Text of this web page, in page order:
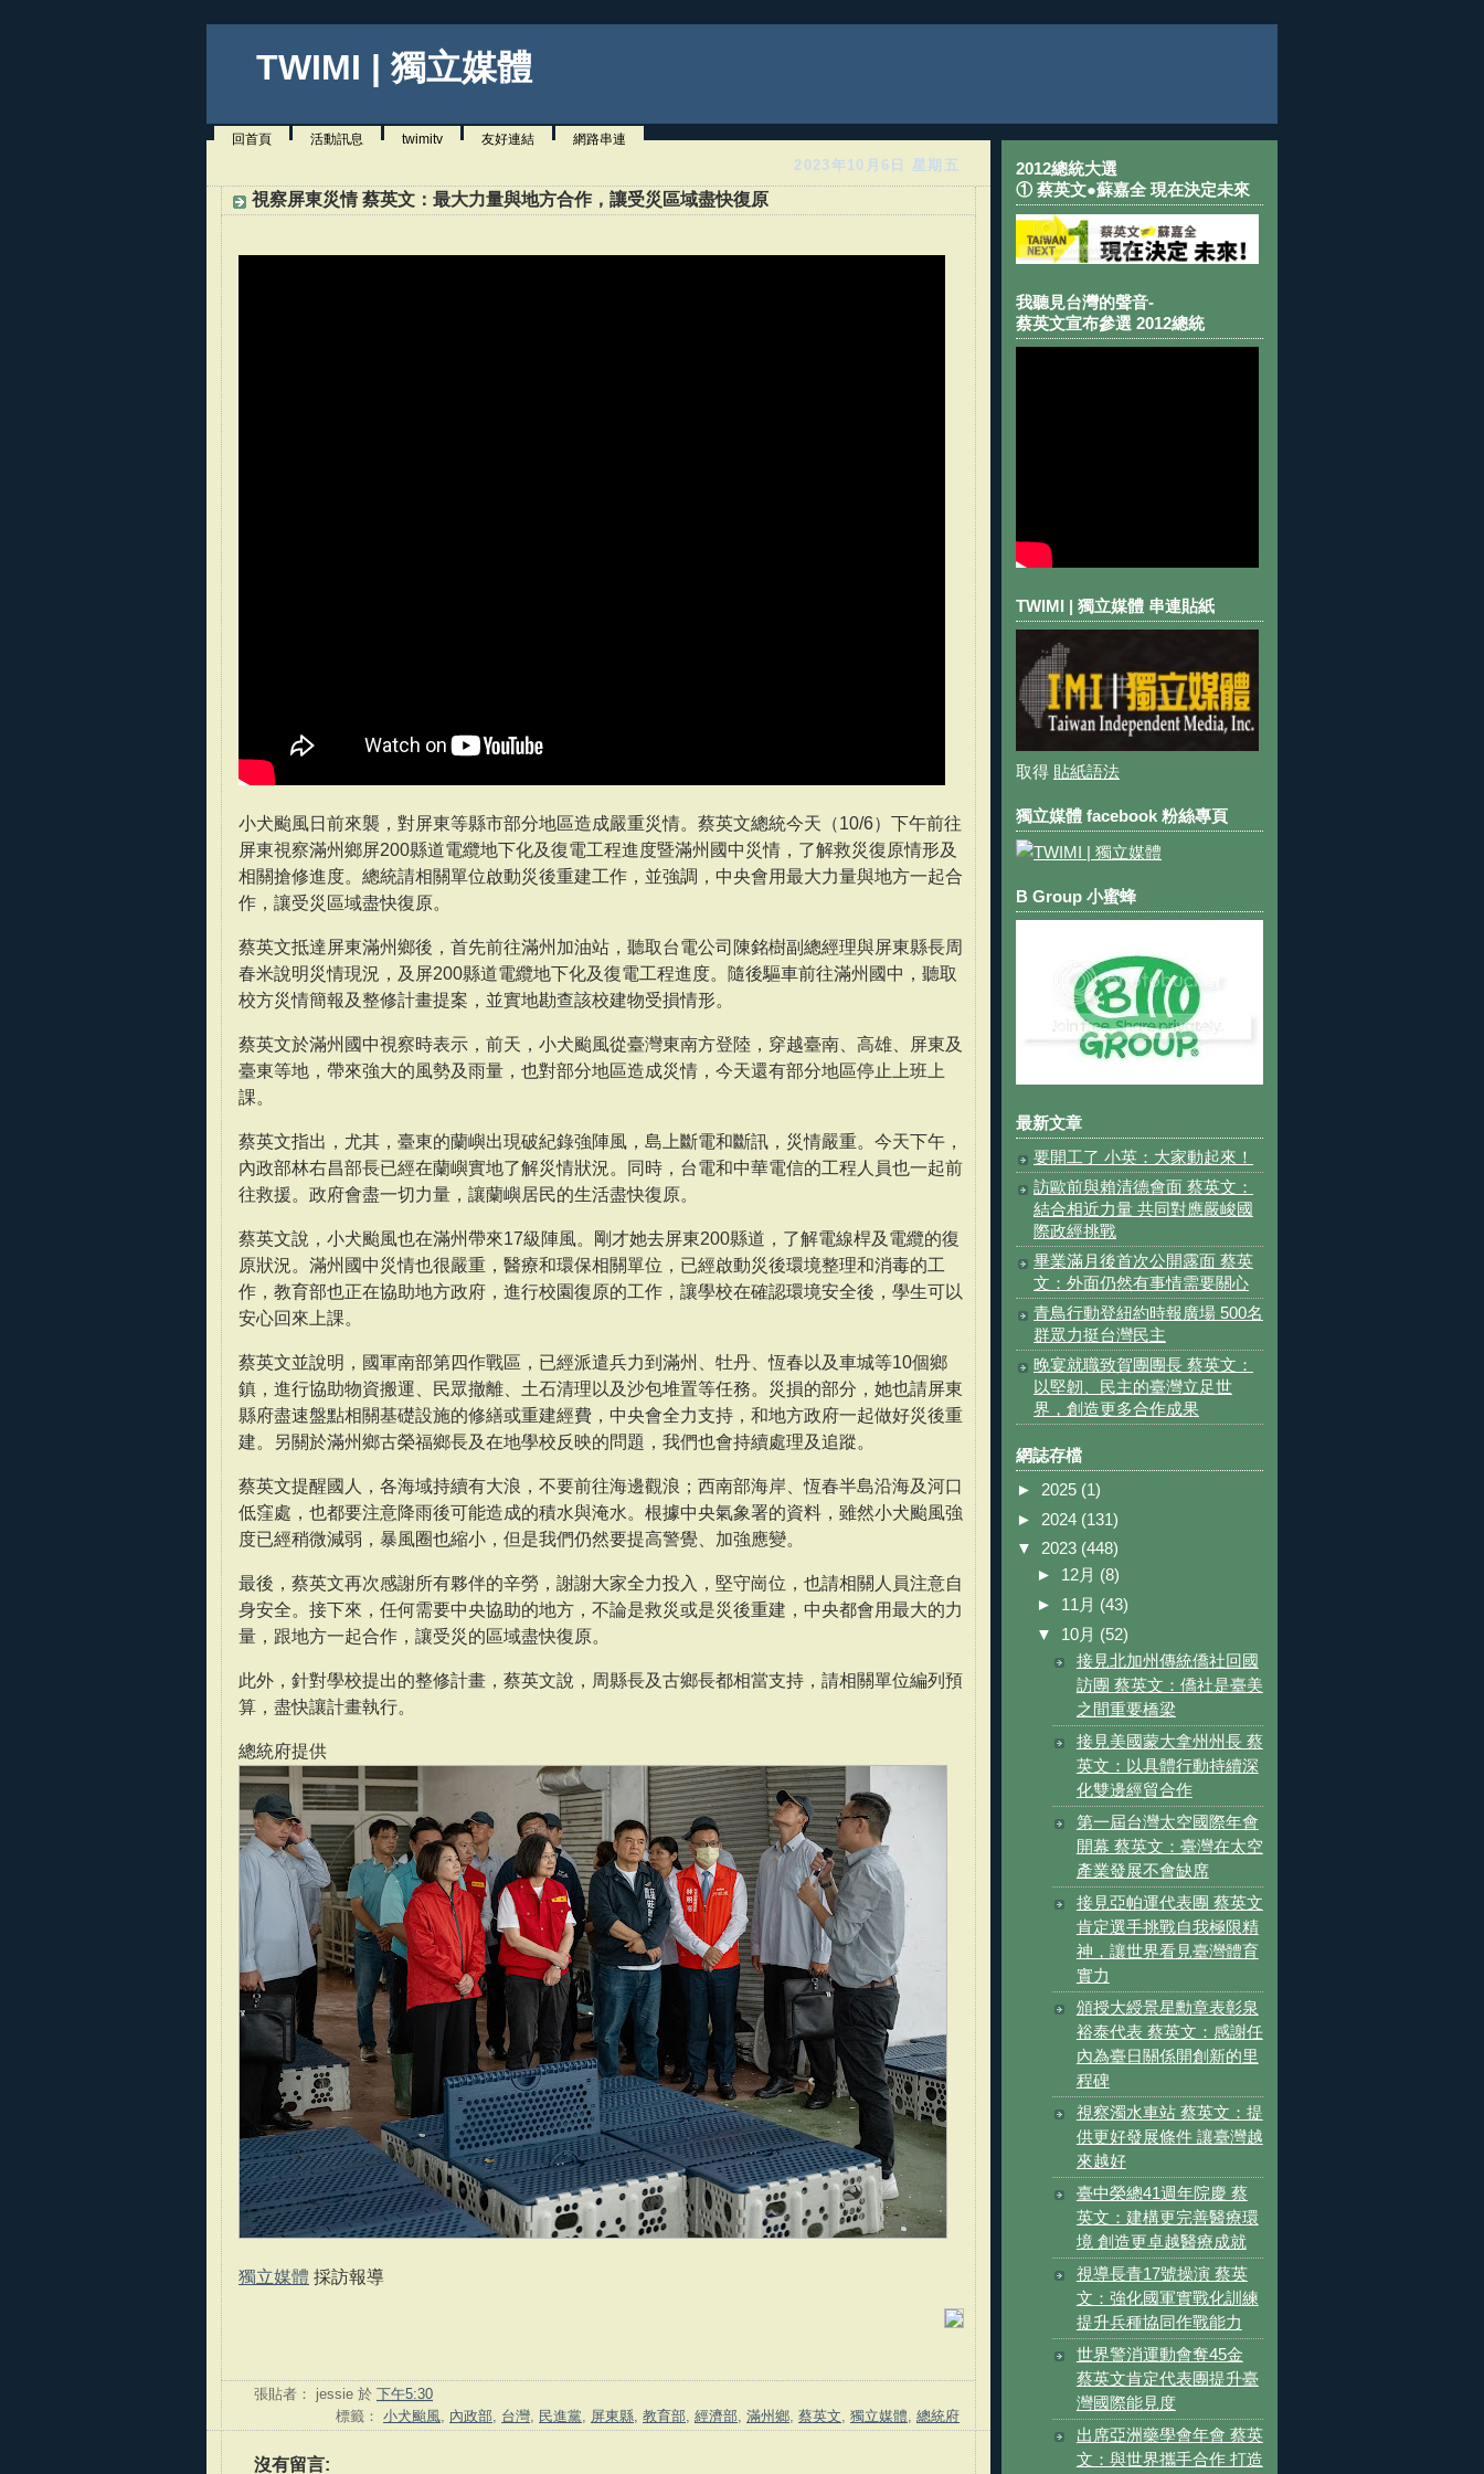
TWIMI | 獨立媒體
回首頁 活動訊息 twimitv 友好連結 網路串連
2023年10月6日 星期五
視察屏東災情 蔡英文：最大力量與地方合作，讓受災區域盡快復原
小犬颱風日前來襲，對屏東等縣市部分地區造成嚴重災情。蔡英文總統今天（10/6）下午前往
屏東視察滿州鄉屏200縣道電纜地下化及復電工程進度暨滿州國中災情，了解救災復原情形及
相關搶修進度。總統請相關單位啟動災後重建工作，並強調，中央會用最大力量與地方一起合
作，讓受災區域盡快復原。
蔡英文抵達屏東滿州鄉後，首先前往滿州加油站，聽取台電公司陳銘樹副總經理與屏東縣長周
春米說明災情現況，及屏200縣道電纜地下化及復電工程進度。隨後驅車前往滿州國中，聽取
校方災情簡報及整修計畫提案，並實地勘查該校建物受損情形。
蔡英文於滿州國中視察時表示，前天，小犬颱風從臺灣東南方登陸，穿越臺南、高雄、屏東及
臺東等地，帶來強大的風勢及雨量，也對部分地區造成災情，今天還有部分地區停止上班上
課。
蔡英文指出，尤其，臺東的蘭嶼出現破紀錄強陣風，島上斷電和斷訊，災情嚴重。今天下午，
內政部林右昌部長已經在蘭嶼實地了解災情狀況。同時，台電和中華電信的工程人員也一起前
往救援。政府會盡一切力量，讓蘭嶼居民的生活盡快復原。
蔡英文說，小犬颱風也在滿州帶來17級陣風。剛才她去屏東200縣道，了解電線桿及電纜的復
原狀況。滿州國中災情也很嚴重，醫療和環保相關單位，已經啟動災後環境整理和消毒的工
作，教育部也正在協助地方政府，進行校園復原的工作，讓學校在確認環境安全後，學生可以
安心回來上課。
蔡英文並說明，國軍南部第四作戰區，已經派遣兵力到滿州、牡丹、恆春以及車城等10個鄉
鎮，進行協助物資搬運、民眾撤離、土石清理以及沙包堆置等任務。災損的部分，她也請屏東
縣府盡速盤點相關基礎設施的修繕或重建經費，中央會全力支持，和地方政府一起做好災後重
建。另關於滿州鄉古榮福鄉長及在地學校反映的問題，我們也會持續處理及追蹤。
蔡英文提醒國人，各海域持續有大浪，不要前往海邊觀浪；西南部海岸、恆春半島沿海及河口
低窪處，也都要注意降雨後可能造成的積水與淹水。根據中央氣象署的資料，雖然小犬颱風強
度已經稍微減弱，暴風圈也縮小，但是我們仍然要提高警覺、加強應變。
最後，蔡英文再次感謝所有夥伴的辛勞，謝謝大家全力投入，堅守崗位，也請相關人員注意自
身安全。接下來，任何需要中央協助的地方，不論是救災或是災後重建，中央都會用最大的力
量，跟地方一起合作，讓受災的區域盡快復原。
此外，針對學校提出的整修計畫，蔡英文說，周縣長及古鄉長都相當支持，請相關單位編列預
算，盡快讓計畫執行。
總統府提供
獨立媒體 採訪報導
張貼者： jessie 於 下午5:30
標籤： 小犬颱風 內政部 台灣 民進黨 屏東縣 教育部 經濟部 滿州鄉 蔡英文 獨立媒體 總統府
沒有留言:
2012總統大選
① 蔡英文●蘇嘉全 現在決定未來
我聽見台灣的聲音-
蔡英文宣布參選 2012總統
TWIMI | 獨立媒體 串連貼紙
取得 貼紙語法
獨立媒體 facebook 粉絲專頁
B Group 小蜜蜂
最新文章
要開工了 小英：大家動起來！
訪歐前與賴清德會面 蔡英文：
結合相近力量 共同對應嚴峻國
際政經挑戰
畢業滿月後首次公開露面 蔡英
文：外面仍然有事情需要關心
青鳥行動登紐約時報廣場 500名
群眾力挺台灣民主
晚宴就職致賀團團長 蔡英文：
以堅韌、民主的臺灣立足世
界，創造更多合作成果
網誌存檔
► 2025 (1)
► 2024 (131)
▼ 2023 (448)
► 12月 (8)
► 11月 (43)
▼ 10月 (52)
接見北加州傳統僑社回國
訪團 蔡英文：僑社是臺美
之間重要橋梁
接見美國蒙大拿州州長 蔡
英文：以具體行動持續深
化雙邊經貿合作
第一屆台灣太空國際年會
開幕 蔡英文：臺灣在太空
產業發展不會缺席
接見亞帕運代表團 蔡英文
肯定選手挑戰自我極限精
神，讓世界看見臺灣體育
實力
頒授大綬景星勳章表彰泉
裕泰代表 蔡英文：感謝任
內為臺日關係開創新的里
程碑
視察濁水車站 蔡英文：提
供更好發展條件 讓臺灣越
來越好
臺中榮總41週年院慶 蔡
英文：建構更完善醫療環
境 創造更卓越醫療成就
視導長青17號操演 蔡英
文：強化國軍實戰化訓練
提升兵種協同作戰能力
世界警消運動會奪45金
蔡英文肯定代表團提升臺
灣國際能見度
出席亞洲藥學會年會 蔡英
文：與世界攜手合作 打造